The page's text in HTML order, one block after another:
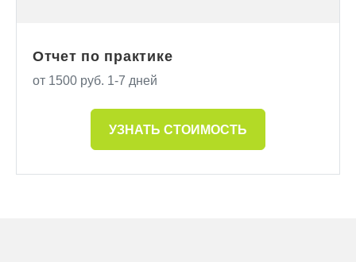
Отчет по практике
от 1500 руб. 1-7 дней
УЗНАТЬ СТОИМОСТЬ